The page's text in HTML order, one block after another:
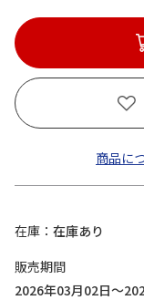
商品に
在庫
在庫あり
販売期間
2026年03月02日～